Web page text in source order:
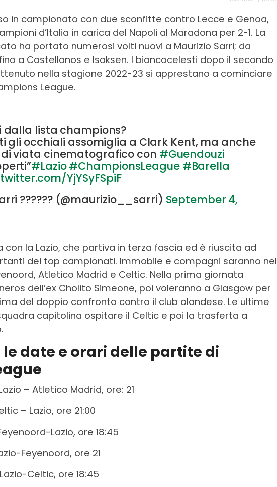
in campionato con due sconfitte contro Lecce e Genoa,
d’Italia in carica del Napoli al Maradona per 2-1. La
ha portato numerosi volti nuovi a Maurizio Sarri; da
a Castellanos e Isaksen. I biancocelesti dopo il secondo
nella stagione 2022-23 si apprestano a cominciare
League.
dalla lista champions?
gli occhiali assomiglia a Clark Kent, ma anche
viata cinematografico con #Guendouzi
#Lazio#ChampionsLeague #Barella
YjYSyFSpiF
?????? (@maurizio__sarri) September 4,
con la Lazio, che partiva in terza fascia ed è riuscita ad
dei top campionati. Immobile e compagni saranno nel
Atletico Madrid e Celtic. Nella prima giornata
dell’ex Cholito Simeone, poi voleranno a Glasgow per
del doppio confronto contro il club olandese. Le ultime
capitolina ospitare il Celtic e poi la trasferta a
le date e orari delle partite di
– Atletico Madrid, ore: 21
– Lazio, ore 21:00
Lazio, ore 18:45
Feyenoord, ore 21
Celtic, ore 18:45